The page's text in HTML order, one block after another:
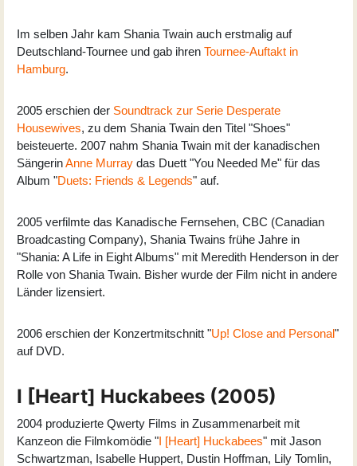
Im selben Jahr kam Shania Twain auch erstmalig auf
Deutschland-Tournee und gab ihren Tournee-Auftakt in
Hamburg.
2005 erschien der Soundtrack zur Serie Desperate
Housewives, zu dem Shania Twain den Titel "Shoes"
beisteuerte. 2007 nahm Shania Twain mit der kanadischen
SängerinAnne Murray das Duett "You Needed Me" für das
Album "Duets: Friends & Legends" auf.
2005 verfilmte das Kanadische Fernsehen, CBC (Canadian
Broadcasting Company), Shania Twains frühe Jahre in
"Shania: A Life in Eight Albums" mit Meredith Henderson in der
Rolle von Shania Twain. Bisher wurde der Film nicht in andere
Länder lizensiert.
2006 erschien der Konzertmitschnitt "Up! Close and Personal"
auf DVD.
I [Heart] Huckabees (2005)
2004 produzierte Qwerty Films in Zusammenarbeit mit
Kanzeon die Filmkomödie "I [Heart] Huckabees" mit Jason
Schwartzman, Isabelle Huppert, Dustin Hoffman, Lily Tomlin,